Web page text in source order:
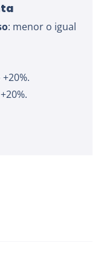
: menor o igual
+20%.